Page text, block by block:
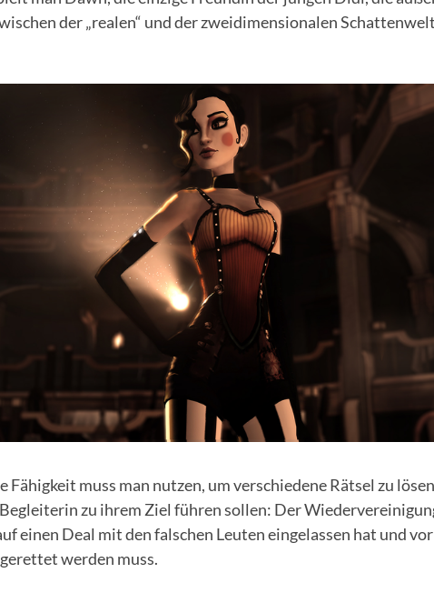
der „realen“ und der zweidimensionalen
Fähigkeit muss man nutzen, um verschiedene Rätsel zu
zu ihrem Ziel führen sollen: Der
einen Deal mit den falschen Leuten eingelassen hat und
werden muss.